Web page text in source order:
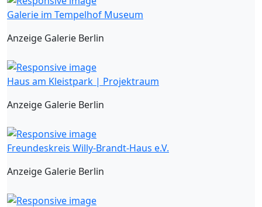
Galerie im Tempelhof Museum
Anzeige Galerie Berlin
Haus am Kleistpark | Projektraum
Anzeige Galerie Berlin
Freundeskreis Willy-Brandt-Haus e.V.
Anzeige Galerie Berlin